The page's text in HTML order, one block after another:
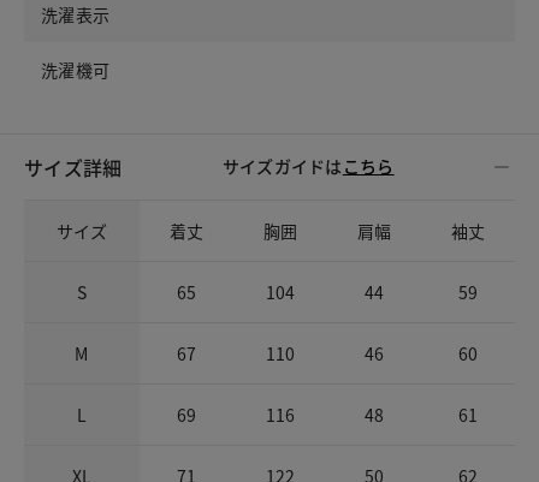
洗濯表示
洗濯機可
サイズ詳細 サイズガイドは こちら
サイズ 着丈 胸囲 肩幅 袖丈
S 65 104 44 59
M 67 110 46 60
L 69 116 48 61
XL 71 122 50 62